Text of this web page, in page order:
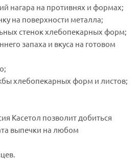
нагара на противнях и формах;
на поверхности металла;
стенок хлебопекарных форм;
запаха и вкуса на готовом
хлебопекарных форм и листов;
Касетол позволит добиться
выпечки на любом